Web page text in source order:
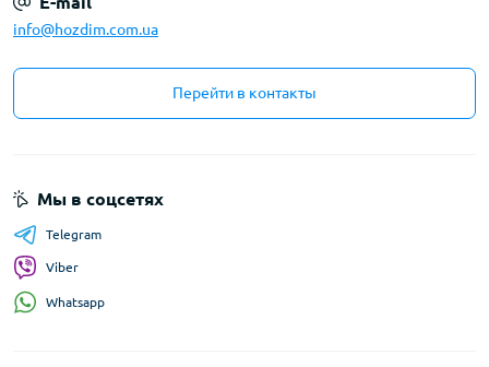
info@hozdim.com.ua
Перейти в контакты
Мы в соцсетях
Telegram
Viber
Whatsapp